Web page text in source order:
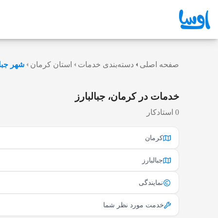
صفحه اصلی دسته‌بندی خدمات استان کرمان شهر
خدمات در کرمان، جبالبارز
0 استادکار
کرمان
جبالبارز
نمایندگی
خدمت مورد نظر شما